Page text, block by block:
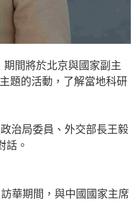
間將於北京與國家副主
題的活動，了解當地科研
治局委員、外交部長王毅
話。
華期間，與中國國家主席